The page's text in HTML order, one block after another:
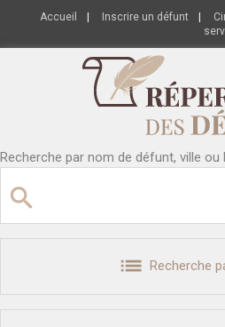
Accueil Inscrire un défunt
Recherche par nom de défunt, ville ou
Recherche